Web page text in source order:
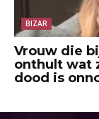
BIZAR
Vrouw die
onthult wat
dood is